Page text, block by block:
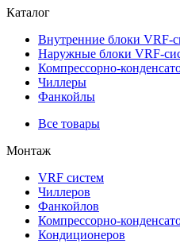
Каталог
Внутренние блоки VRF-
Наружные блоки VRF-
Компрессорно-
Чиллеры
Фанкойлы
Все товары
Монтаж
VRF систем
Чиллеров
Фанкойлов
Компрессорно-
Кондиционеров